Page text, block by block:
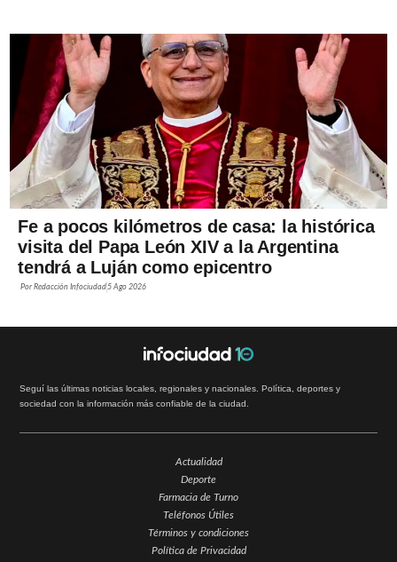
Fe a pocos kilómetros de casa: la histórica
visita del Papa León XIV a la Argentina
tendrá a Luján como epicentro
PorRedacción Infociudad5 Ago 2026
Seguí las últimas noticias locales, regionales y nacionales. Política, deportes y
sociedad con la información más confiable de la ciudad.
Actualidad
Deporte
Farmacia de Turno
Teléfonos Útiles
Términos y condiciones
Política de Privacidad